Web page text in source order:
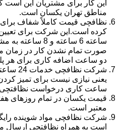
این کار برای مشتریان این
مناطق تهران یکسان است.
نظافچی قیمت کاملاً شفاف
ساعته 6 ساعته و 8
صورت تمام نشدن کار در
دو ساعت اضافه کاری برای هر
شرکت
یعنی نیازی نیست برای تمیز
ساعت کاری درخواست نظافتچی
قیمت یکسان در تمام روزهای
معتبر است.
شرکت نظافچی مواد شوینده
است به همراه نظافتچی ارسال